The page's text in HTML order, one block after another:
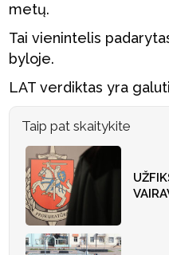
metų.
Tai vienintelis
byloje.
LAT verdiktas yra
Taip pat skaitykite